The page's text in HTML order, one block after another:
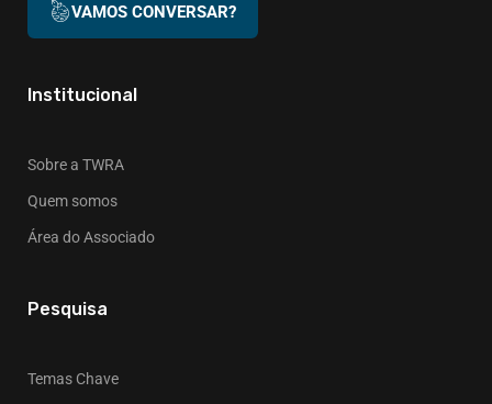
VAMOS CONVERSAR?
Institucional
Sobre a TWRA
Quem somos
Área do Associado
Pesquisa
Temas Chave